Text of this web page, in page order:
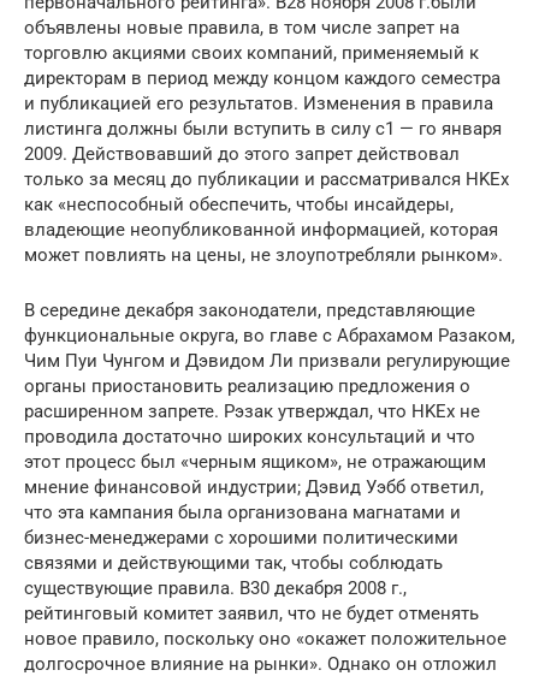
объявлены новые правила, в том числе запрет на
торговлю акциями своих компаний, применяемый к
директорам в период между концом каждого семестра
и публикацией его результатов. Изменения в правила
листинга должны были вступить в силу с1 — го января
2009. Действовавший до этого запрет действовал
только за месяц до публикации и рассматривался HKEx
как «неспособный обеспечить, чтобы инсайдеры,
владеющие неопубликованной информацией, которая
может повлиять на цены, не злоупотребляли рынком».
В середине декабря законодатели, представляющие
функциональные округа, во главе с Абрахамом Разаком,
Чим Пуи Чунгом и Дэвидом Ли призвали регулирующие
органы приостановить реализацию предложения о
расширенном запрете. Рэзак утверждал, что HKEx не
проводила достаточно широких консультаций и что
этот процесс был «черным ящиком», не отражающим
мнение финансовой индустрии; Дэвид Уэбб ответил,
что эта кампания была организована магнатами и
бизнес-менеджерами с хорошими политическими
связями и действующими так, чтобы соблюдать
существующие правила. В30 декабря 2008 г.,
рейтинговый комитет заявил, что не будет отменять
новое правило, поскольку оно «окажет положительное
долгосрочное влияние на рынки». Однако он отложил